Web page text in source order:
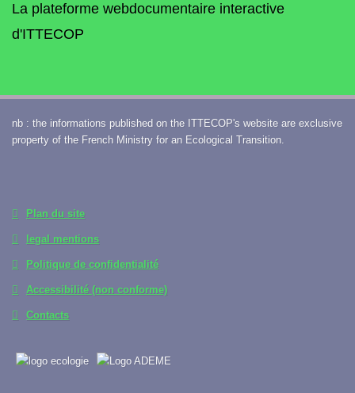
La plateforme webdocumentaire interactive
d'ITTECOP
nb : the informations published on the ITTECOP's website are exclusive
property of the French Ministry for an Ecological Transition.
Plan du site
legal mentions
Politique de confidentialité
Accessibilité (non conforme)
Contacts